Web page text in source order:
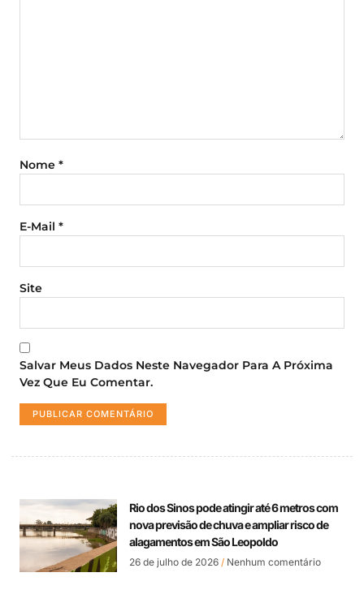
Nome *
E-Mail *
Site
Salvar Meus Dados Neste Navegador Para A Próxima
Vez Que Eu Comentar.
Rio dos Sinos pode atingir até 6 metros com
nova previsão de chuva e ampliar risco de
alagamentos em São Leopoldo
26 de julho de 2026 Nenhum comentário